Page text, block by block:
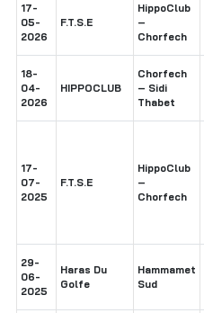
17-
05-
2026
F.T.S.E
HippoClub
–
Chorfech
18-
04-
2026
HIPPOCLUB
Chorfech
– Sidi
Thabet
17-
07-
2025
F.T.S.E
HippoClub
–
Chorfech
29-
06-
2025
Haras Du
Golfe
Hammamet
Sud